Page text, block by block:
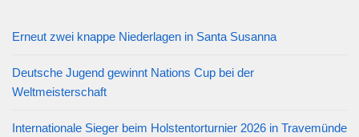
Erneut zwei knappe Niederlagen in Santa Susanna
Deutsche Jugend gewinnt Nations Cup bei der
Weltmeisterschaft
Internationale Sieger beim Holstentorturnier 2026 in Travemünde